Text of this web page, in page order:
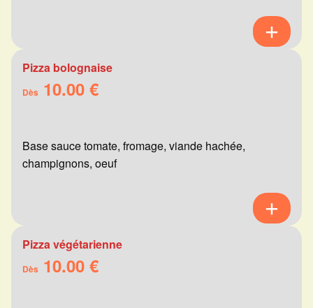
Pizza bolognaise
Dès 10.00 €
Base sauce tomate, fromage, viande hachée,
champignons, oeuf
Pizza végétarienne
Dès 10.00 €